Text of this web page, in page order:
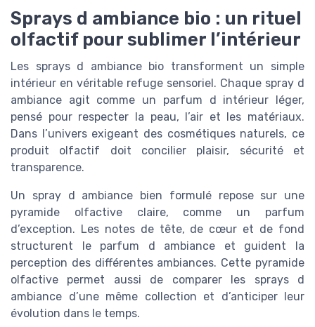
Sprays d ambiance bio : un rituel
olfactif pour sublimer l’intérieur
Les sprays d ambiance bio transforment un simple
intérieur en véritable refuge sensoriel. Chaque spray d
ambiance agit comme un parfum d intérieur léger,
pensé pour respecter la peau, l’air et les matériaux.
Dans l’univers exigeant des cosmétiques naturels, ce
produit olfactif doit concilier plaisir, sécurité et
transparence.
Un spray d ambiance bien formulé repose sur une
pyramide olfactive claire, comme un parfum
d’exception. Les notes de tête, de cœur et de fond
structurent le parfum d ambiance et guident la
perception des différentes ambiances. Cette pyramide
olfactive permet aussi de comparer les sprays d
ambiance d’une même collection et d’anticiper leur
évolution dans le temps.